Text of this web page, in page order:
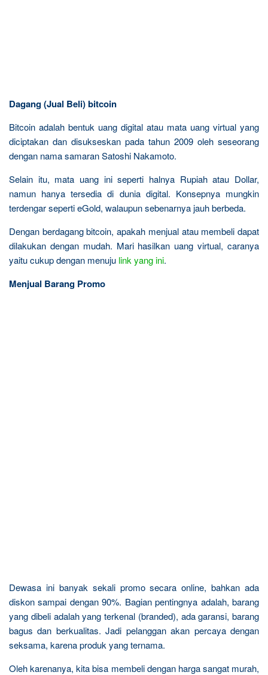
Dagang (Jual Beli) bitcoin
Bitcoin adalah bentuk uang digital atau mata uang virtual yang
diciptakan dan disukseskan pada tahun 2009 oleh seseorang
dengan nama samaran Satoshi Nakamoto.
Selain itu, mata uang ini seperti halnya Rupiah atau Dollar,
namun hanya tersedia di dunia digital. Konsepnya mungkin
terdengar seperti eGold, walaupun sebenarnya jauh berbeda.
Dengan berdagang bitcoin, apakah menjual atau membeli dapat
dilakukan dengan mudah. Mari hasilkan uang virtual, caranya
yaitu cukup dengan menuju link yang ini.
Menjual Barang Promo
Dewasa ini banyak sekali promo secara online, bahkan ada
diskon sampai dengan 90%. Bagian pentingnya adalah, barang
yang dibeli adalah yang terkenal (branded), ada garansi, barang
bagus dan berkualitas. Jadi pelanggan akan percaya dengan
seksama, karena produk yang ternama.
Oleh karenanya, kita bisa membeli dengan harga sangat murah,